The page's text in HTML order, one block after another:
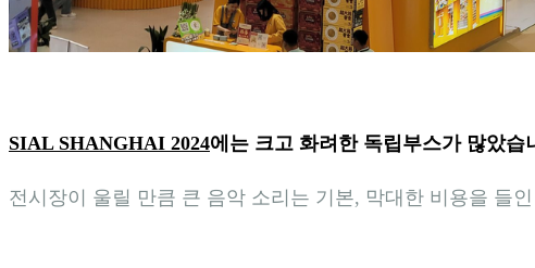
SIAL SHANGHAI 2024에는 크고 화려한 독립부스가 많았습
전시장이 울릴 만큼 큰 음악 소리는 기본, 막대한 비용을 들